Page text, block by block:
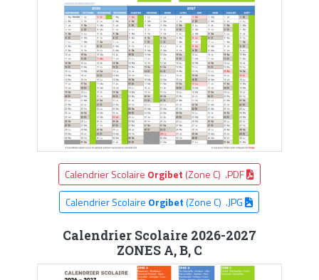
Calendrier Scolaire Orgibet (Zone C) .PDF
Calendrier Scolaire Orgibet(Zone C) .JPG
Calendrier Scolaire 2026-2027
ZONES A, B, C